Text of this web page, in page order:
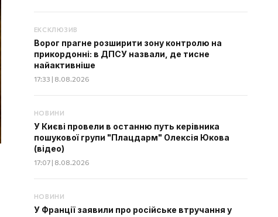
ЕКСКЛЮЗИВ
Ворог прагне розширити зону контролю на
прикордонні: в ДПСУ назвали, де тисне
найактивніше
17:33 | 8.08.2026
НОВИНИ
У Києві провели в останню путь керівника
пошукової групи "Плацдарм" Олексія Юкова
(відео)
17:07 | 8.08.2026
НОВИНИ
У Франції заявили про російське втручання у